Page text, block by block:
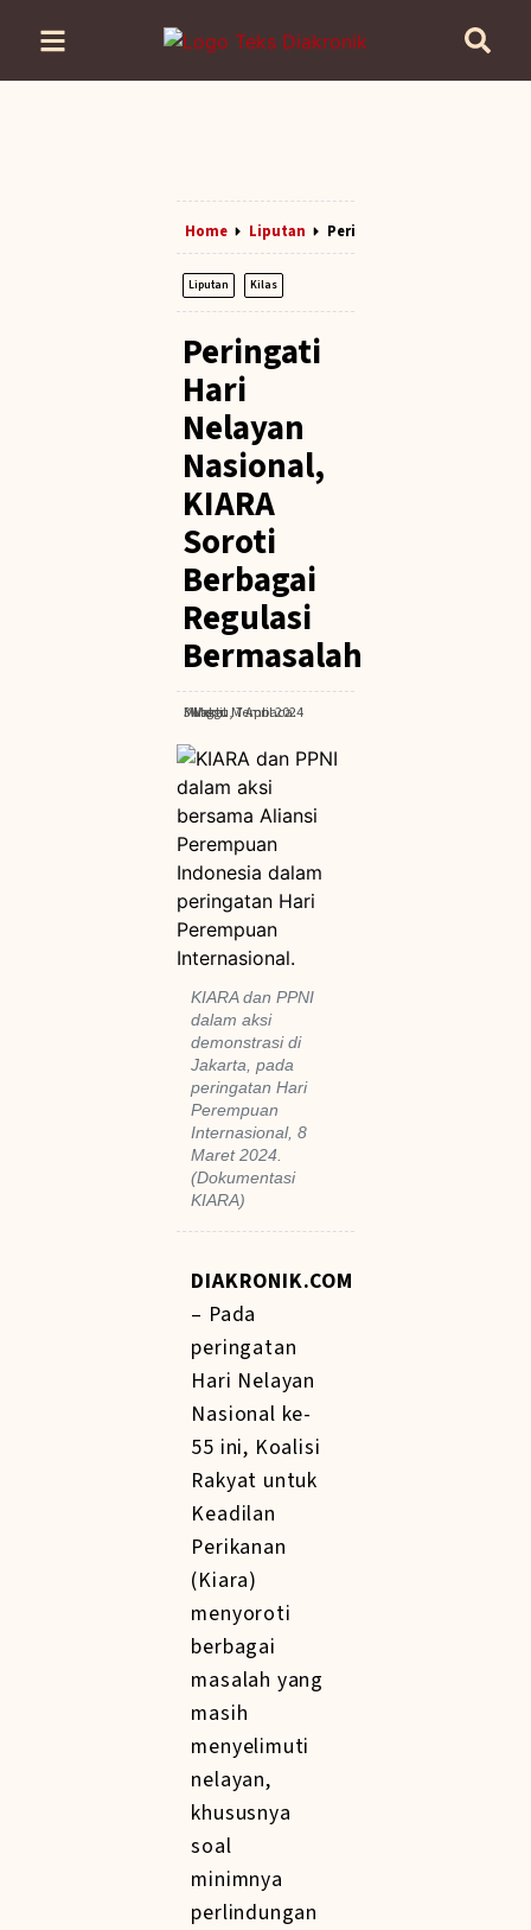
Home Liputan Peringati Hari Nelayan
Liputan Kilas
Peringati
Hari
Nelayan
Nasional,
KIARA
Soroti
Berbagai
Regulasi
Bermasalah
Minggu, 7 April 2024
· Waktu Membaca: 3 Menit
KIARA dan PPNI
dalam aksi
demonstrasi di
Jakarta, pada
peringatan Hari
Perempuan
Internasional, 8
Maret 2024.
(Dokumentasi
KIARA)
DIAKRONIK.COM
– Pada
peringatan
Hari Nelayan
Nasional ke-
55 ini, Koalisi
Rakyat untuk
Keadilan
Perikanan
(Kiara)
menyoroti
berbagai
masalah yang
masih
menyelimuti
nelayan,
khususnya
soal
minimnya
perlindungan